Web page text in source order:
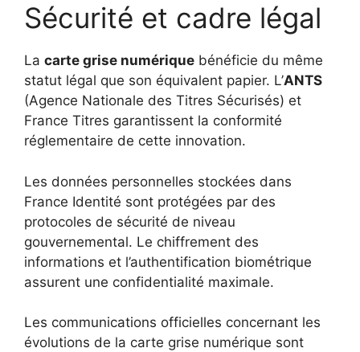
Sécurité et cadre légal
La carte grise numérique bénéficie du même
statut légal que son équivalent papier. L’ANTS
(Agence Nationale des Titres Sécurisés) et
France Titres garantissent la conformité
réglementaire de cette innovation.
Les données personnelles stockées dans
France Identité sont protégées par des
protocoles de sécurité de niveau
gouvernemental. Le chiffrement des
informations et l’authentification biométrique
assurent une confidentialité maximale.
Les communications officielles concernant les
évolutions de la carte grise numérique sont